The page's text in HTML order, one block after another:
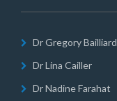
Dr Gregory Bailliard
Dr Lina Cailler
Dr Nadine Farahat